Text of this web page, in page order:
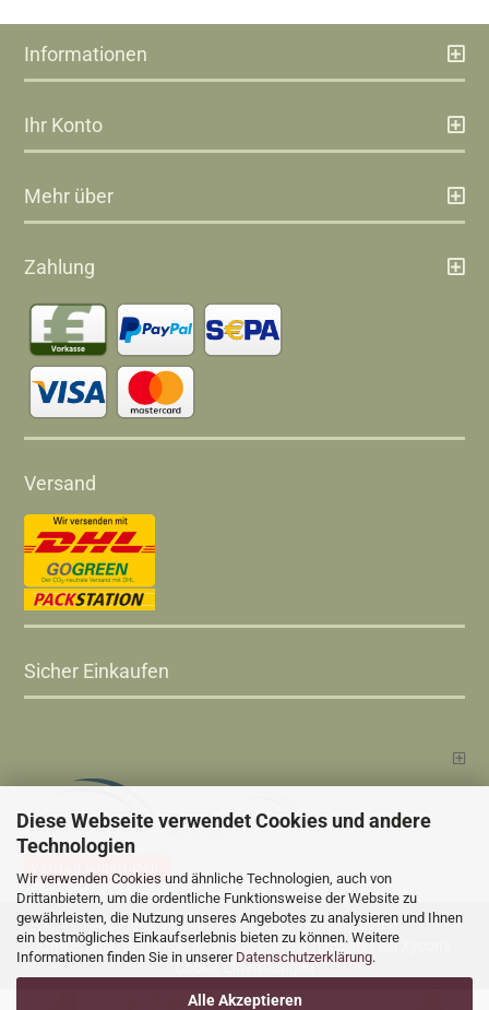
Diese Webseite verwendet Cookies und andere
Technologien
Wir verwenden Cookies und ähnliche Technologien, auch von
Drittanbietern, um die ordentliche Funktionsweise der Website zu
gewährleisten, die Nutzung unseres Angebotes zu analysieren und Ihnen
ein bestmögliches Einkaufserlebnis bieten zu können. Weitere
Informationen finden Sie in unserer Datenschutzerklärung.
Alle Akzeptieren
Informationen
Ihr Konto
Mehr über
Zahlung
Versand
Sicher Einkaufen
Alle Preise sind inkl. MwSt., zzgl.Versandkosten
Online Shopby Gambio.de © 2025 Gambio Templates bei
Cookie Einstellungen